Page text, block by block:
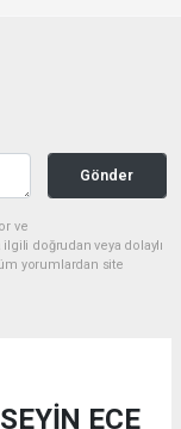
Gönder
ve
doğrudan veya dolaylı
yorumlardan site
ECE